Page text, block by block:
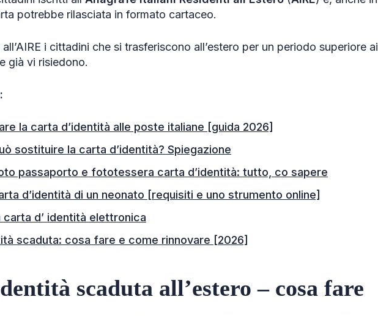
potrebbe rilasciata in formato cartaceo.
i cittadini che si trasferiscono all’estero per un periodo superiore ai
già vi risiedono.
la carta d’identità alle poste italiane [guida 2026]
sostituire la carta d’identità? Spiegazione
passaporto e fototessera carta d’identità: tutto, co sapere
d’identità di un neonato [requisiti e uno strumento online]
carta d’ identità elettronica
scaduta: cosa fare e come rinnovare [2026]
scaduta all’estero – cosa fare